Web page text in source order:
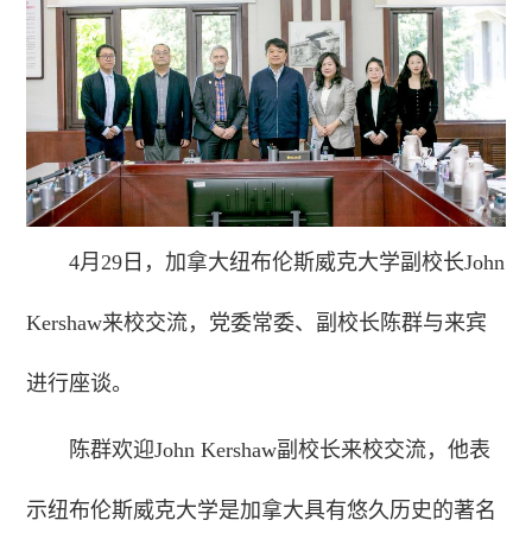
4月29日，加拿大纽布伦斯威克大学副校长John
Kershaw来校交流，党委常委、副校长陈群与来宾
进行座谈。
陈群欢迎John Kershaw副校长来校交流，他表
示纽布伦斯威克大学是加拿大具有悠久历史的著名